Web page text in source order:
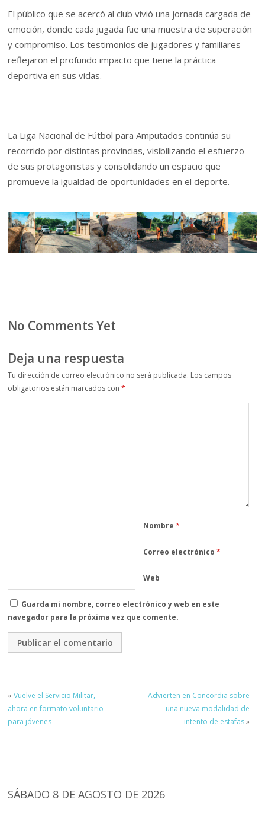
El público que se acercó al club vivió una jornada cargada de
emoción, donde cada jugada fue una muestra de superación
y compromiso. Los testimonios de jugadores y familiares
reflejaron el profundo impacto que tiene la práctica
deportiva en sus vidas.
La Liga Nacional de Fútbol para Amputados continúa su
recorrido por distintas provincias, visibilizando el esfuerzo
de sus protagonistas y consolidando un espacio que
promueve la igualdad de oportunidades en el deporte.
No Comments Yet
Deja una respuesta
Tu dirección de correo electrónico no será publicada. Los campos
obligatorios están marcados con*
Nombre*
Correo electrónico*
Web
Guarda mi nombre, correo electrónico y web en este
navegador para la próxima vez que comente.
«Vuelve el Servicio Militar,
ahora en formato voluntario
para jóvenes
Advierten en Concordia sobre
una nueva modalidad de
intento de estafas»
SÁBADO 8 DE AGOSTO DE 2026